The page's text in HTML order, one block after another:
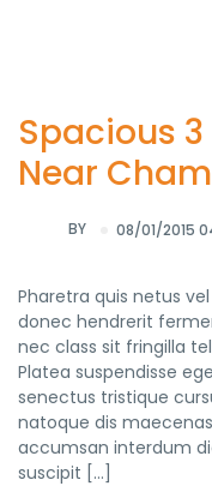
Spacious
Near
BY 08/01/2015
Pharetra quis netus
donec hendrerit
nec class sit fringilla
Platea suspendisse
senectus tristique
natoque dis
accumsan interdum
suscipit […]